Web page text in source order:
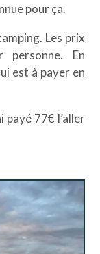
pour ça.
Les prix
En
est à payer en
payé 77€ l’aller